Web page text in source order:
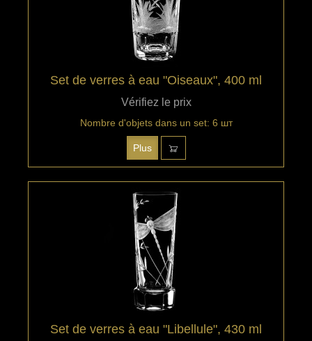
Set de verres à eau "Oiseaux", 400 ml
Vérifiez le prix
Nombre d'objets dans un set: 6 шт
Plus
Set de verres à eau "Libellule", 430 ml